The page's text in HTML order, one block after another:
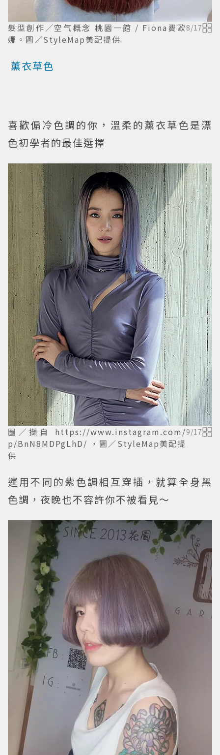
髮型創作／空气概念 桃園一館 / Fiona費歐
娜。圖／StyleMap美配提供
8/17
薰衣草色
喜歡偏冷色調的你，溫柔的薰衣草色是漂
色初學者的最佳選擇
圖／擷自 https://www.instagram.com/
p/BnN8MDPgLhD/ ，圖／StyleMap美配提
供
9/17
運用不同的紫色調相互穿插，就算全身黑
色調，夜晚也不容許你不被看見～